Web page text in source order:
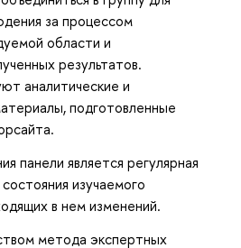
за процессом
области и
результатов.
аналитические и
подготовленные
панели является регулярная
изучаемого
в нем изменений.
метода экспертных